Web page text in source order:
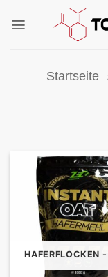
Inhalt
Startseite
HAFERFLOCKEN -